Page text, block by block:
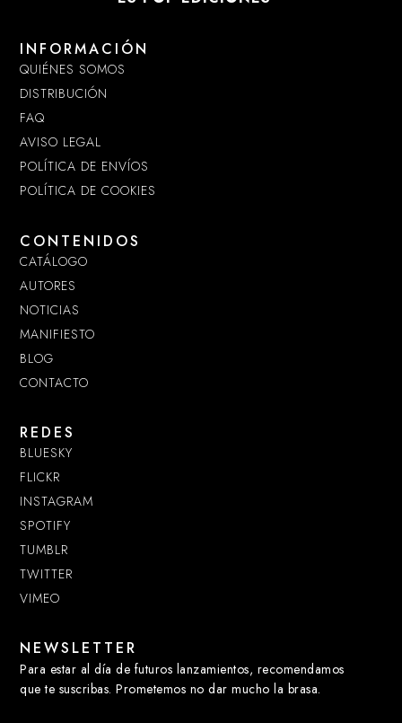
INFORMACIÓN
QUIÉNES SOMOS
DISTRIBUCIÓN
FAQ
AVISO LEGAL
POLÍTICA DE ENVÍOS
POLÍTICA DE COOKIES
CONTENIDOS
CATÁLOGO
AUTORES
NOTICIAS
MANIFIESTO
BLOG
CONTACTO
REDES
BLUESKY
FLICKR
INSTAGRAM
SPOTIFY
TUMBLR
TWITTER
VIMEO
NEWSLETTER
Para estar al día de futuros lanzamientos, recomendamos
que te suscribas. Prometemos no dar mucho la brasa.